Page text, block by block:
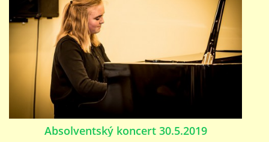
Absolventský koncert 30.5.2019